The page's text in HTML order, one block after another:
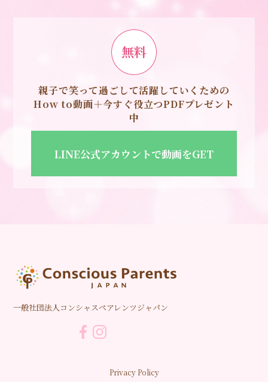
無料
親子で笑って過ごして活躍していくための
How to動画＋今すぐ役立つPDFプレゼント
中
LINE公式アカウントで動画をGET
一般社団法人コンシャスペアレンツジャパン
Privacy Policy